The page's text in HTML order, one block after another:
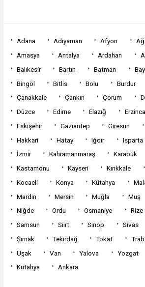
Adana Adıyaman Afyon
Amasya
Antalya Ardahan
Balıkesir
Bartın Batman
Bingöl
Bitlis Bolu Burdur
Çanakkale
Çankırı Çorum
Düzce
Edirne Elazığ
Eskişehir
Gaziantep Giresun
Hakkari
Hatay Iğdır Isparta
İzmir
Kahramanmaraş Karabük
Kastamonu
Kayseri Kırıkkale
Kocaeli
Konya Kütahya
Mardin
Mersin Muğla Muş
Niğde
Ordu Osmaniye Rize
Samsun
Siirt Sinop Sivas
Şırnak
Tekirdağ Tokat
Uşak
Van Yalova Yozgat
Kütahya
Ankara